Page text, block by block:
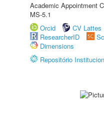
Academic Appointment
MS-5.1
Orcid
CV Lattes
ResearcherID
Dimensions
Repositório